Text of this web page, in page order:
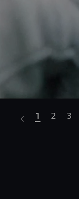
1 2 3